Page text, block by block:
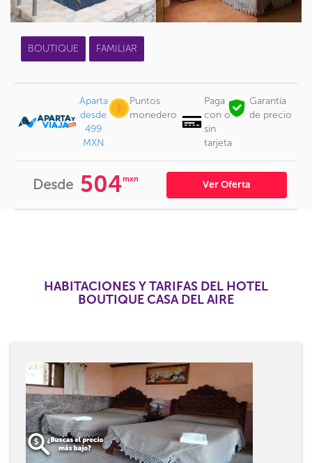
BOUTIQUE FAMILIAR
Aparta
desde
499
MXN
Puntos
monedero
Paga
con o
sin
tarjeta
Garantía
de precio
Desde 504mxn Ver Oferta
HABITACIONES Y TARIFAS DEL HOTEL
BOUTIQUE CASA DEL AIRE